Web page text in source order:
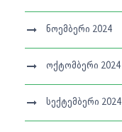
ნოემბერი 2024
ოქტომბერი 2024
სექტემბერი 2024